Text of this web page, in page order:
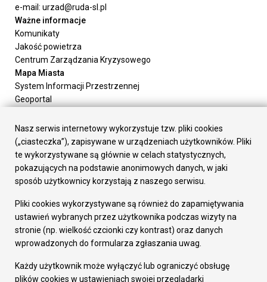
e-mail: urzad@ruda-sl.pl
Ważne informacje
Komunikaty
Jakość powietrza
Centrum Zarządzania Kryzysowego
Mapa Miasta
System Informacji Przestrzennej
Geoportal
Załatw sprawę
Prezydent Miasta
Rada Miasta
Wydziały
Elektroniczna Skrzynka Podawcza
Gospodarka
Fundusze europejskie
Środki krajowe
Oferty inwestycyjne
Pozostałe
Nasz serwis internetowy wykorzystuje tzw. pliki cookies
(„ciasteczka”), zapisywane w urządzeniach użytkowników. Pliki
te wykorzystywane są głównie w celach statystycznych,
pokazujących na podstawie anonimowych danych, w jaki
sposób użytkownicy korzystają z naszego serwisu.
Pliki cookies wykorzystywane są również do zapamiętywania
ustawień wybranych przez użytkownika podczas wizyty na
stronie (np. wielkość czcionki czy kontrast) oraz danych
wprowadzonych do formularza zgłaszania uwag.
Każdy użytkownik może wyłączyć lub ograniczyć obsługę
plików cookies w ustawieniach swojej przeglądarki